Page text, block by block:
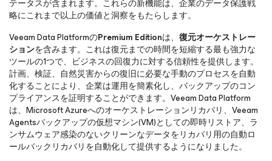
テータスが含まれます。これらの新機能は、企業のデータ保護戦
略にこれまで以上の価値と洞察をもたらします。
Veeam Data PlatformのPremium Editionは、 復元オーケストレー
ションを含みます。これは復元までの時間を短縮する最も強力な
ツールの1つで、ビジネスの回復力に対する信頼性を提供します。
計画、検証、自然災害からの復旧に必要な手動のプロセスを自動
化することにより、企業は運用を簡素化し、バックアップのコン
プライアンスを証明することができます。Veeam Data Platform
は、Microsoft Azureへのオーケストレーションリカバリ、Veeam
Agentsバックアップの仮想マシン(VM)としての即時リストア、ラ
ンサムウェア感染のないクリーンなデータをリカバリ用の自動ロ
ールバックリカバリを自動化して提供するようになりました。